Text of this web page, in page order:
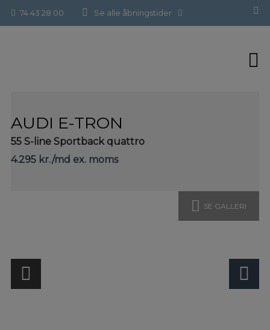
Hop 74 43 28 00 Se alle åbningstider
Forside >Brugte biler> Audi e-tron
AUDI E-TRON
55 S-line Sportback quattro
4.295 kr./md ex. moms
SE GALLERI